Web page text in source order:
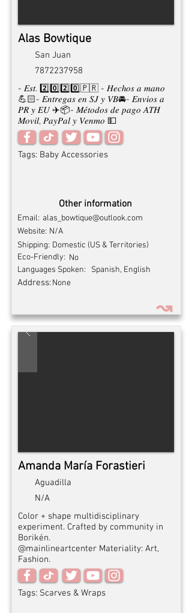
Alas Bowtique
San Juan
7872237958
- 𝐸𝑠𝑡. 2️⃣0️⃣2️⃣0️⃣🇵🇷 - 𝐻𝑒𝑐ℎ𝑜𝑠 𝑎 𝑚𝑎𝑛𝑜
💪🏻- 𝐸𝑛𝑡𝑟𝑒𝑔𝑎𝑠 𝑒𝑛 𝑆𝐽 𝑦 𝑉𝐵🚘- 𝐸𝑛𝑣𝑖𝑜𝑠 𝑎
𝑃𝑅 𝑦 𝐸𝑈 ✈️📦- 𝑀𝑒́𝑡𝑜𝑑𝑜𝑠 𝑑𝑒 𝑝𝑎𝑔𝑜 𝐴𝑇𝐻
𝑀𝑜𝑣𝑖𝑙, 𝑃𝑎𝑦𝑃𝑎𝑙 𝑦 𝑉𝑒𝑛𝑚𝑜 💵
Tags: Baby Accessories
Other information
Email: alas_bowtique@outlook.com
Website: N/A
Domestic (US & Territories)
Shipping:
Eco-Friendly: No
Spanish, English
Languages Spoken:
Address: None
↝
Amanda María Forastieri
Aguadilla
N/A
Color + shape multidisciplinary
experiment. Crafted by community in
Borikén.
@mainlineartcenter Materiality: Art,
Fashion.
Tags: Scarves & Wraps